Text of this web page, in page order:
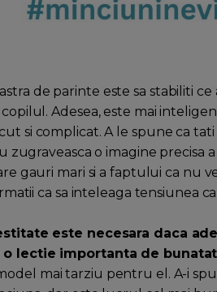
de parinte este sa stabiliti ce
Adesea, este mai
si complicat. A le spune ca
zugraveasca o imagine precisa
gauri mari si a faptului ca nu
ca sa inteleaga tensiunea
este necesara daca
lectie importanta de
mai tarziu pentru el. A-i